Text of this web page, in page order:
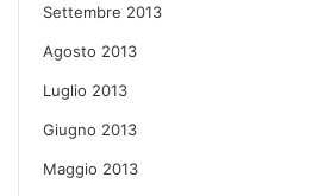
Settembre 2013
Agosto 2013
Luglio 2013
Giugno 2013
Maggio 2013